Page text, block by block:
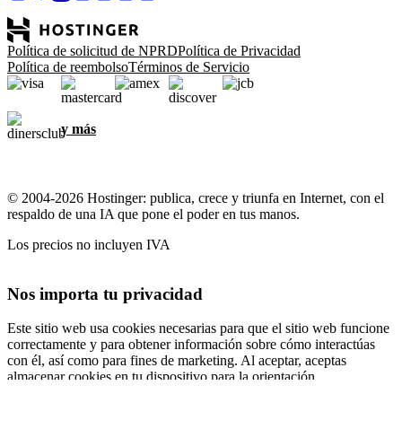
Política de solicitud de NPRDPolítica de Privacidad
Política de reembolsoTérminos de Servicio
y más
© 2004-2026 Hostinger: publica, crece y triunfa en Internet, con el
respaldo de una IA que pone el poder en tus manos.
Los precios no incluyen IVA
Nos importa tu privacidad
Este sitio web usa cookies necesarias para que el sitio web funcione
correctamente y para obtener información sobre cómo interactúas
con él, así como para fines de marketing. Al aceptar, aceptas
almacenar cookies en tu dispositivo para la orientación,